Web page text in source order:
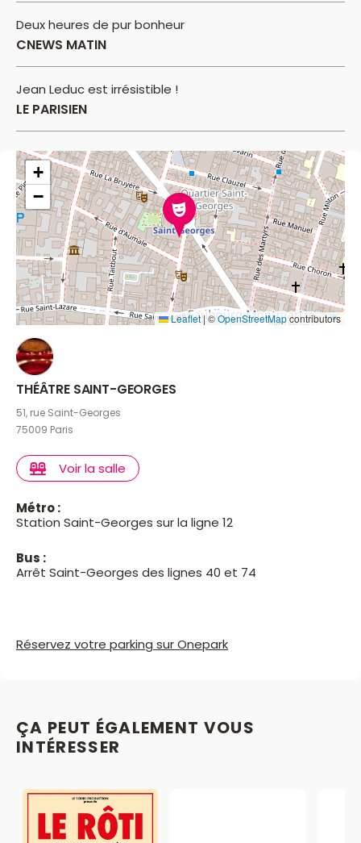
Deux heures de pur bonheur
CNEWS MATIN
Jean Leduc est irrésistible !
LE PARISIEN
+
−
Leaflet |©OpenStreetMapcontributors
THÉÂTRE SAINT-GEORGES
51, rue Saint-Georges
75009 Paris
Voir la salle
Métro :
Station Saint-Georges sur la ligne 12
Bus :
Arrêt Saint-Georges des lignes 40 et 74
Réservez votre parking sur Onepark
ÇA PEUT ÉGALEMENT VOUS
INTÉRESSER